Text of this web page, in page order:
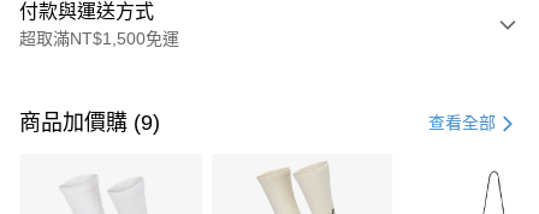
付款與運送方式
超取滿NT$1,500免運
信用卡一次付款
3 期 0 利率 每期 21家銀行
商品加價購 (9) 查看全部